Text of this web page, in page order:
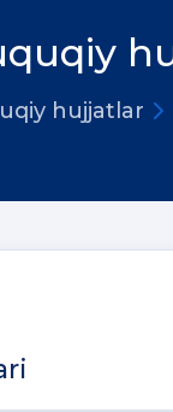
hujjatlar